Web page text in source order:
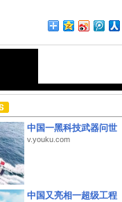
中国一黑科技武器问世
v.youku.com
中国又亮相一超级工程